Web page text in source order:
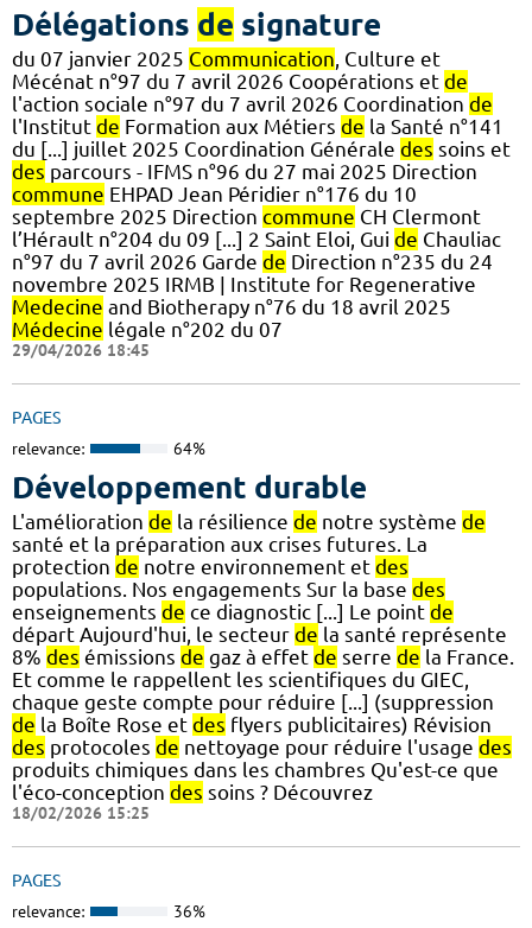
Délégations de signature
du 07 janvier 2025 Communication , Culture et
Mécénat n°97 du 7 avril 2026 Coopérations et de
l'action sociale n°97 du 7 avril 2026 Coordination de
l'Institut de Formation aux Métiers de la Santé n°141
du [...] juillet 2025 Coordination Générale des soins et
des parcours - IFMS n°96 du 27 mai 2025 Direction
commune EHPAD Jean Péridier n°176 du 10
septembre 2025 Direction commune CH Clermont
l’Hérault n°204 du 09 [...] 2 Saint Eloi, Gui de Chauliac
n°97 du 7 avril 2026 Garde de Direction n°235 du 24
novembre 2025 IRMB | Institute for Regenerative
Medecine and Biotherapy n°76 du 18 avril 2025
Médecine légale n°202 du 07
29/04/2026 18:45
PAGES
relevance: 64%
Développement durable
L'amélioration de la résilience de notre système de
santé et la préparation aux crises futures. La
protection de notre environnement et des
populations. Nos engagements Sur la base des
enseignements de ce diagnostic [...] Le point de
départ Aujourd'hui, le secteur de la santé représente
8% des émissions de gaz à effet de serre de la France.
Et comme le rappellent les scientifiques du GIEC,
chaque geste compte pour réduire [...] (suppression
de la Boîte Rose et des flyers publicitaires) Révision
des protocoles de nettoyage pour réduire l'usage des
produits chimiques dans les chambres Qu'est-ce que
l'éco-conception des soins ? Découvrez
18/02/2026 15:25
PAGES
relevance: 36%